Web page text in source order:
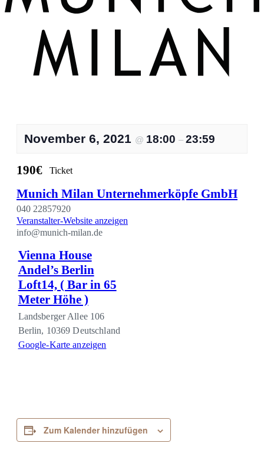
November 6, 2021 @ 18:00 – 23:59
190€ Ticket
Munich Milan Unternehmerköpfe GmbH
040 22857920
Veranstalter-Website anzeigen
info@munich-milan.de
Vienna House
Andel’s Berlin
Loft14, ( Bar in 65
Meter Höhe )
Landsberger Allee 106
Berlin, 10369 Deutschland
Google-Karte anzeigen
Zum Kalender hinzufügen